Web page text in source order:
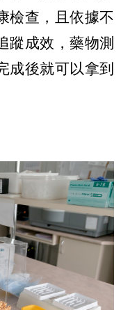
檢查，且依據不
蹤成效，藥物測
成後就可以拿到